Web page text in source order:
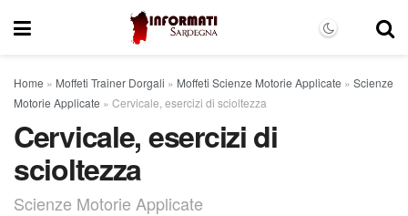
Home » Moffeti Trainer Dorgali » Moffeti Scienze Motorie Applicate » Scienze
Motorie Applicate » Cervicale, esercizi di scioltezza
Cervicale, esercizi di
scioltezza
Scienze Motorie Applicate